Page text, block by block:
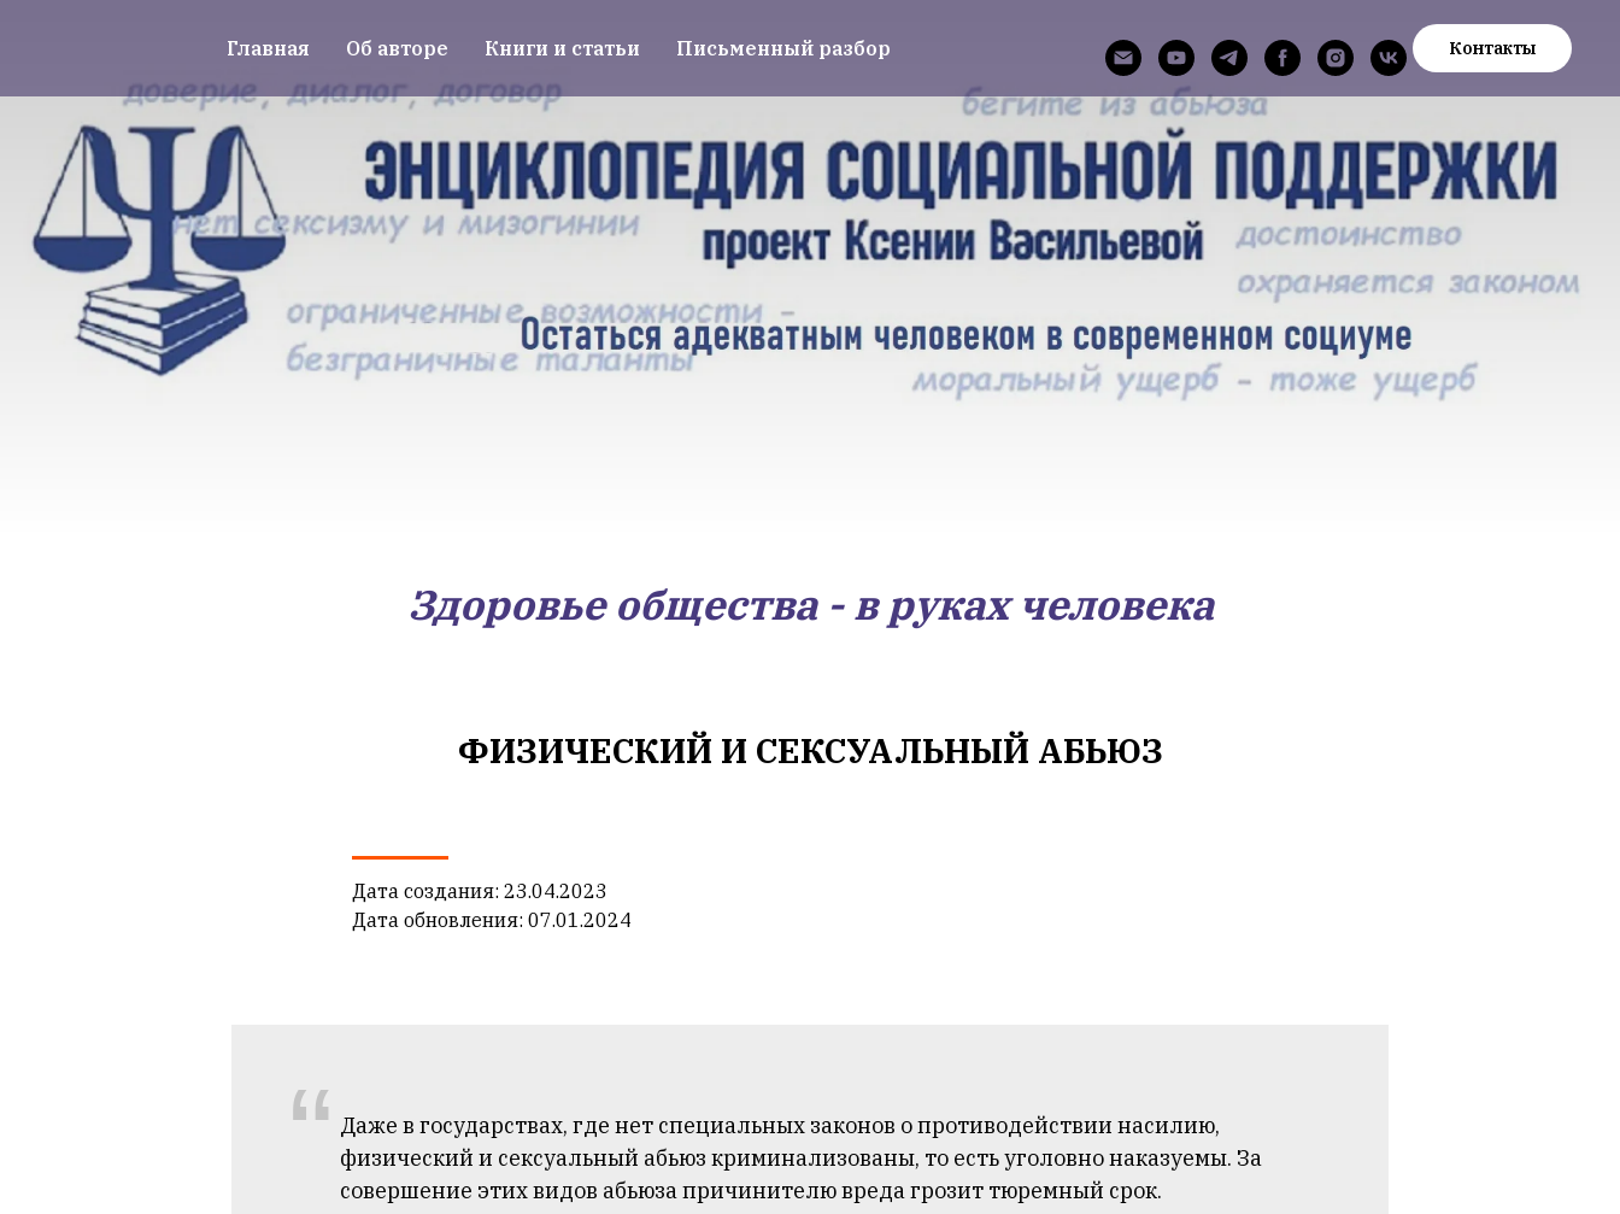
Главная Об авторе Книги и статьи Письменный разбор Контакты
Здоровье общества - в руках человека
ФИЗИЧЕСКИЙ И СЕКСУАЛЬНЫЙ АБЬЮЗ
Дата создания: 23.04.2023
Дата обновления: 07.01.2024
“ Даже в государствах, где нет специальных законов о противодействии насилию,
физический и сексуальный абьюз криминализованы, то есть уголовно наказуемы. За
совершение этих видов абьюза причинителю вреда грозит тюремный срок.